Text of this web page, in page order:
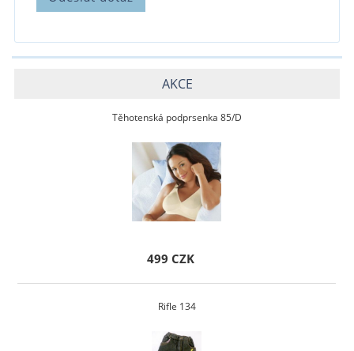
AKCE
Těhotenská podprsenka 85/D
499 CZK
Rifle 134